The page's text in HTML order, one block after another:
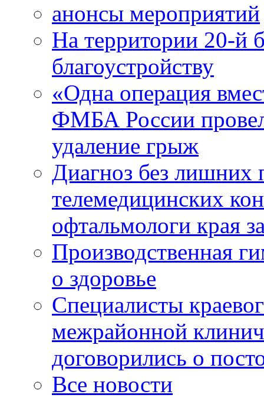
анонсы мероприятий
На территории 20-й
благоустройству
«Одна операция
ФМБА России
удаление грыж
Диагноз без лишних
телемедицинских
офтальмологи края
Производственная
о здоровье
Специалисты
межрайонной
договорились о
Все новости